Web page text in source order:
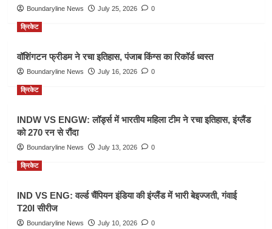
Boundaryline News July 25, 2026 0
क्रिकेट
वॉशिंगटन फ्रीडम ने रचा इतिहास, पंजाब किंग्स का रिकॉर्ड ध्वस्त
Boundaryline News July 16, 2026 0
क्रिकेट
INDW VS ENGW: लॉर्ड्स में भारतीय महिला टीम ने रचा इतिहास, इंग्लैंड
को 270 रन से रौंदा
Boundaryline News July 13, 2026 0
क्रिकेट
IND VS ENG: वर्ल्ड चैंपियन इंडिया की इंग्लैंड में भारी बेइज्जती, गंवाई
T20I सीरीज
Boundaryline News July 10, 2026 0